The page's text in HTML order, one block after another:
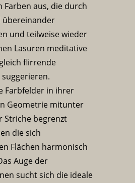
Farben aus, die durch
übereinander
und teilweise wieder
Lasuren meditative
flirrende
Farbfelder in ihrer
Geometrie mitunter
Striche begrenzt
die sich
Flächen harmonisch
Auge der
sucht sich die ideale